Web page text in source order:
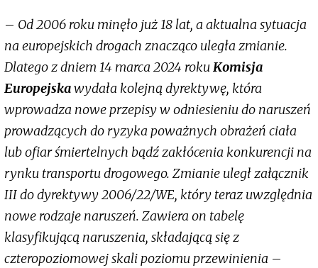
– Od 2006 roku minęło już 18 lat, a aktualna sytuacja
na europejskich drogach znacząco uległa zmianie.
Dlatego z dniem 14 marca 2024 rokuKomisja
Europejskawydała kolejną dyrektywę, która
wprowadza nowe przepisy w odniesieniu do naruszeń
prowadzących do ryzyka poważnych obrażeń ciała
lub ofiar śmiertelnych bądź zakłócenia konkurencji na
rynku transportu drogowego. Zmianie uległ załącznik
III do dyrektywy 2006/22/WE, który teraz uwzględnia
nowe rodzaje naruszeń. Zawiera on tabelę
klasyfikującą naruszenia, składającą się z
czteropoziomowej skali poziomu przewinienia –